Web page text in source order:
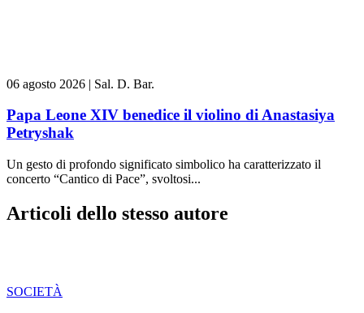
06 agosto 2026 | Sal. D. Bar.
Papa Leone XIV benedice il violino di Anastasiya
Petryshak
Un gesto di profondo significato simbolico ha caratterizzato il
concerto “Cantico di Pace”, svoltosi...
Articoli dello stesso autore
SOCIETÀ